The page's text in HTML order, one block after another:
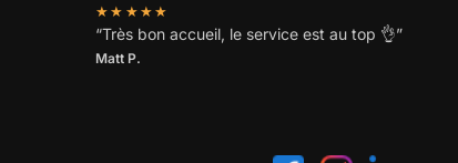
★★★★★
“Très bon accueil, le service est au top 👌”
Matt P.